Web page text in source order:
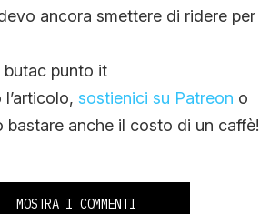
ancora smettere di ridere per
butac punto it
sostienici su Patreon o
bastare anche il costo di un caffè!
MOSTRA I COMMENTI